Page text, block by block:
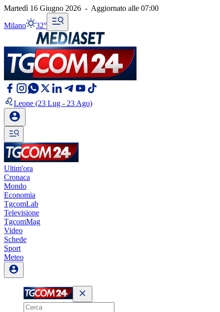
Martedì 16 Giugno 2026 - Aggiornato alle 07:00
Milano 32°
Leone (23 Lug - 23 Ago)
Ultim'ora
Cronaca
Mondo
Economia
TgcomLab
Televisione
TgcomMag
Video
Schede
Sport
Meteo